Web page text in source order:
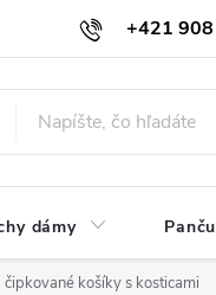
+421
dámy
košíky s kosticami